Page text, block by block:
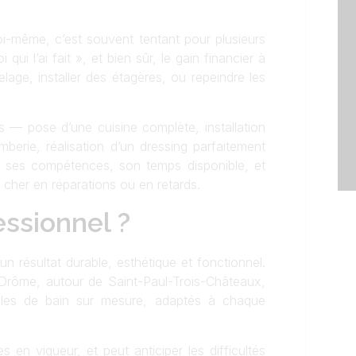
même, c’est souvent tentant pour plusieurs
qui l’ai fait », et bien sûr, le gain financier à
installer des étagères, ou repeindre les
— pose d’une cuisine complète, installation
réalisation d’un dressing parfaitement
compétences, son temps disponible, et
en réparations ou en retards.
?
résultat durable, esthétique et fonctionnel.
autour de Saint-Paul-Trois-Châteaux,
de bain sur mesure, adaptés à chaque
en vigueur, et peut anticiper les difficultés